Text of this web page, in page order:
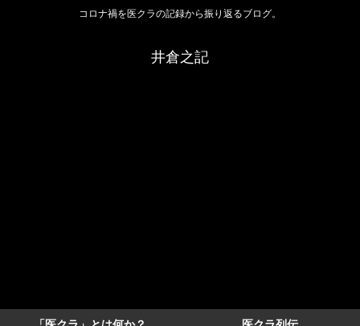
コロナ禍を医クラの記録から振り返るブログ。
井倉之記